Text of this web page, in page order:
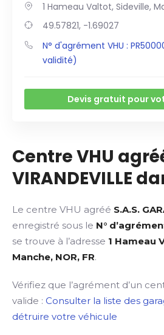
1 Hameau Valtot, Sideville,
49.57821, -1.69027
N° d'agrément VHU :
validité)
Devis gratuit pour
Centre VHU
VIRANDEVILLE
Le centre VHU agréé S.A.S.
enregistré sous le N°
se trouve à l’adresse 1 Hameau
Manche, NOR, FR.
Vérifiez que l’agrément d’un
valide : Consulter la liste des
détruire votre véhicule